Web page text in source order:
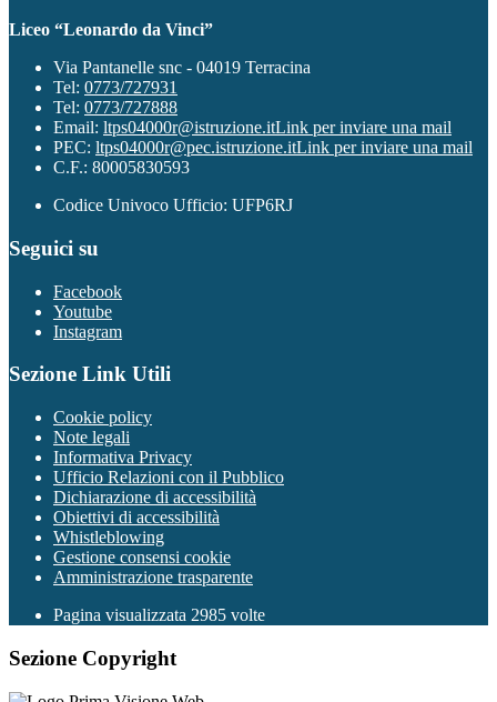
Liceo “Leonardo da Vinci”
Via Pantanelle snc - 04019 Terracina
Tel: 0773/727931
Tel: 0773/727888
Email: ltps04000r@istruzione.itLink per inviare una mail
PEC: ltps04000r@pec.istruzione.itLink per inviare una mail
C.F.: 80005830593
Codice Univoco Ufficio: UFP6RJ
Seguici su
Facebook
Youtube
Instagram
Sezione Link Utili
Cookie policy
Note legali
Informativa Privacy
Ufficio Relazioni con il Pubblico
Dichiarazione di accessibilità
Obiettivi di accessibilità
Whistleblowing
Gestione consensi cookie
Amministrazione trasparente
Pagina visualizzata 2985 volte
Sezione Copyright